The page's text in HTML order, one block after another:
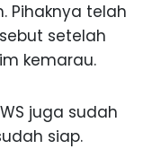
Pihaknya telah
setelah
kemarau.
juga sudah
siap.